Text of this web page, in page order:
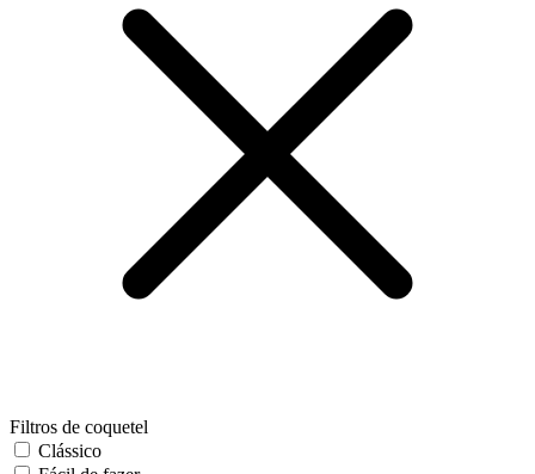
Filtros de coquetel
Clássico